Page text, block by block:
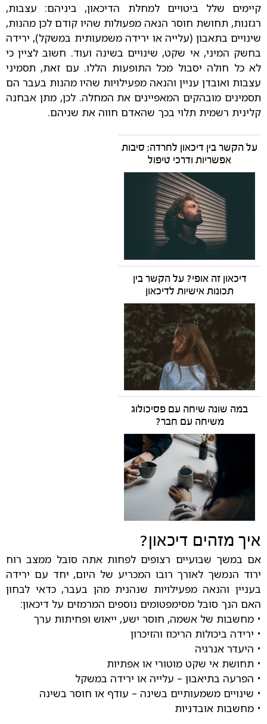
קיימים שלל ביטויים למחלת הדיכאון, ביניהם: עצבות,
רגזנות, תחושת חוסר הנאה מפעולות שהיו קודם לכן מהנות,
שינויים בתאבון (עלייה או ירידה משמעותית במשקל), ירידה
בחשק המיני, אי שקט, שינויים בשינה ועוד. חשוב לציין כי
לא כל חולה יסבול מכל התופעות הללו. עם זאת, תסמיני
עצבות ואובדן עניין והנאה מפעילויות שהיו מהנות בעבר הם
תסמינים מובהקים המאפיינים את המחלה. לכן, מתן אבחנה
קלינית רשמית תלוי בכך שהאדם חווה את שניהם.
על הקשר בין דיכאון לחרדה: סיבות
אפשריות ודרכי טיפול
דיכאון זה אופי? על הקשר בין
תכונות אישיות לדיכאון
במה שונה שיחה עם פסיכולוג
משיחה עם חבר?
איך מזהים דיכאון?
אם במשך שבועיים רצופים לפחות אתה סובל ממצב רוח
ירוד הנמשך לאורך רובו המכריע של היום, יחד עם ירידה
בעניין והנאה מפעילויות שנהנית מהן בעבר, כדאי לבחון
האם הנך סובל מסימפטומים נוספים המרמזים על דיכאון:
• מחשבות של אשמה, חוסר ישע, ייאוש ופחיתות ערך
• ירידה ביכולות הריכוז והזיכרון
• היעדר אנרגיה
• תחושת אי שקט מוטורי או אפתיות
• הפרעה בתיאבון – עלייה או ירידה במשקל
• שינויים משמעותיים בשינה – עודף או חוסר בשינה
• מחשבות אובדניות